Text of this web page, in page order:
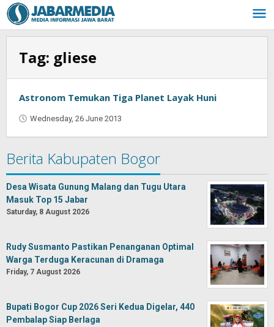
Skip
to
content
Tag: gliese
Astronom Temukan Tiga Planet Layak Huni
Wednesday, 26 June 2013
Berita Kabupaten Bogor
Desa Wisata Gunung Malang dan Tugu Utara
Masuk Top 15 Jabar
Saturday, 8 August 2026
Rudy Susmanto Pastikan Penanganan Optimal
Warga Terduga Keracunan di Dramaga
Friday, 7 August 2026
Bupati Bogor Cup 2026 Seri Kedua Digelar, 440
Pembalap Siap Berlaga